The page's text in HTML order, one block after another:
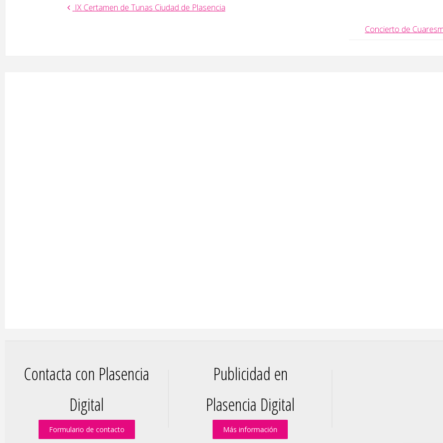
IX Certamen de Tunas Ciudad de Plasencia
Concierto de
Contacta con Plasencia
Digital
Formulario de contacto
Publicidad en
Plasencia Digital
Más información